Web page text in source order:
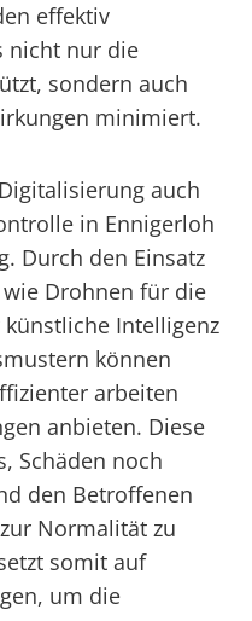
effektiv
nicht nur die
sondern auch
minimiert.
auch
in Ennigerloh
Durch den Einsatz
Drohnen für die
Intelligenz
können
arbeiten
anbieten. Diese
Schäden noch
den Betroffenen
Normalität zu
somit auf
um die